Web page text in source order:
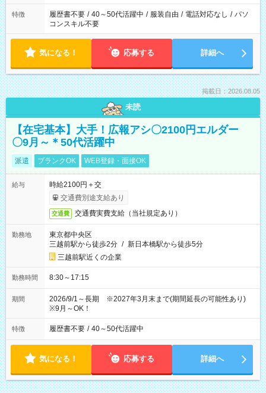
特徴 履歴書不要 / 40～50代活躍中 / 服装自由 / 電話対応なし / パソ
コンスキル不要
気になる！ 応募する 詳細へ
掲載日：2026.08.05
未読
【在宅基本】大手！広報アシ〇2100円エルダー
〇9月～＊50代活躍中
派遣 ブランクOK WEB登録・面接OK
給与
時給2100円＋交
交通費別途支給あり
交通費 交通費実費支給（当社規定あり）
勤務地
東京都中央区
三越前駅から徒歩2分 / 新日本橋駅から徒歩5分
三越前駅近くの企業
勤務時間 8:30～17:15
期間
2026/9/1～長期 ※2027年3月末まで(期間延長の可能性あり)
※9月～OK！
特徴 履歴書不要 / 40～50代活躍中
気になる！ 応募する 詳細へ